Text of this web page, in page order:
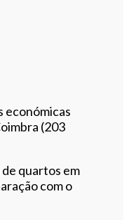
económicas
(203
quartos em
com o